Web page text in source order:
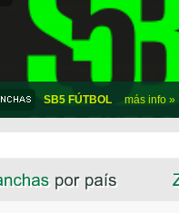
SB5 FÚTBOL más info »